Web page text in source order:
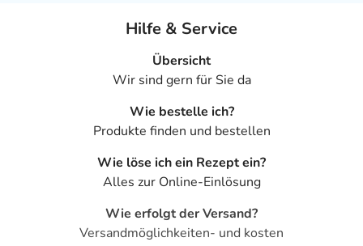
Hilfe & Service
Übersicht
Wir sind gern für Sie da
Wie bestelle ich?
Produkte finden und bestellen
Wie löse ich ein Rezept ein?
Alles zur Online-Einlösung
Wie erfolgt der Versand?
Versandmöglichkeiten- und kosten